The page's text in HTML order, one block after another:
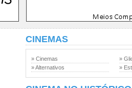
CINEMAS
» Cinemas
» Alternativos
»
»